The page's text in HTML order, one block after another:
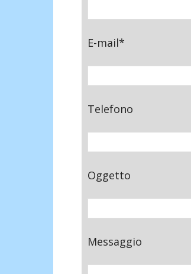
E-mail*
Telefono
Oggetto
Messaggio